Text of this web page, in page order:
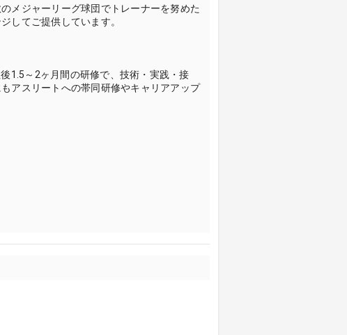
メジャーリーグ球団でトレーナーを努めた
してご提供しています。
1.5～2ヶ月間の研修で、技術・実践・接
アスリートへの帯同研修やキャリアアップ